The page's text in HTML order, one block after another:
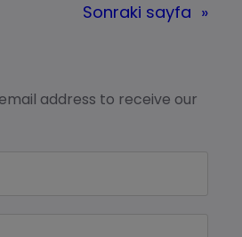
Sonraki sayfa »
address to receive our